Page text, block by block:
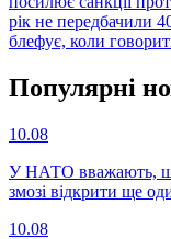
рік не передбачили
блефує, коли
Популярнi
10.08
У НАТО вважають,
змозі відкрити ще
10.08